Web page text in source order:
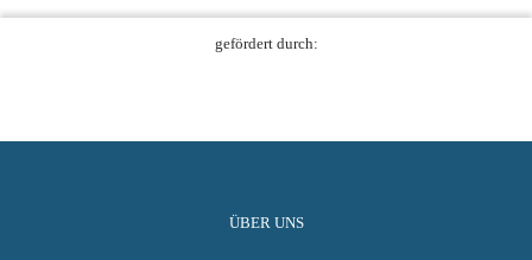
gefördert durch:
ÜBER UNS